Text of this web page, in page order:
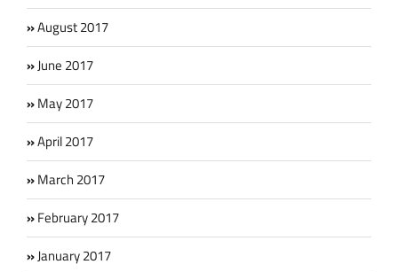
August 2017
June 2017
May 2017
April 2017
March 2017
February 2017
January 2017